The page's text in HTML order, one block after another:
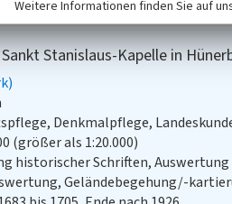
Stanislaus-Kapelle in
Denkmalpflege,
(größer als 1:20.000)
historischer Schriften,
Geländebegehung/-
Weitere Informationen finden Sie auf